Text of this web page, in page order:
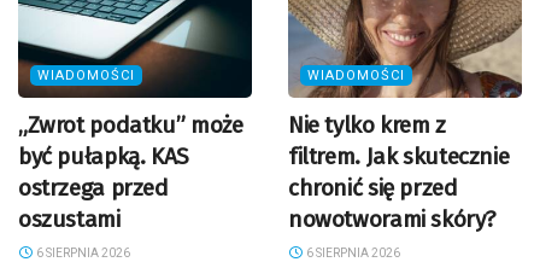
WIADOMOŚCI
„Zwrot podatku” może
być pułapką. KAS
ostrzega przed
oszustami
6 SIERPNIA 2026
WIADOMOŚCI
Nie tylko krem z
filtrem. Jak skutecznie
chronić się przed
nowotworami skóry?
6 SIERPNIA 2026